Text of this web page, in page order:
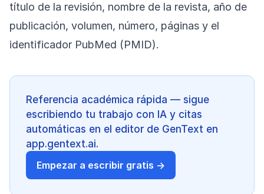
título de la revisión, nombre de la revista, año de
publicación, volumen, número, páginas y el
identificador PubMed (PMID).
Referencia académica rápida — sigue
escribiendo tu trabajo con IA y citas
automáticas en el editor de GenText en
app.gentext.ai.
Empezar a escribir gratis →